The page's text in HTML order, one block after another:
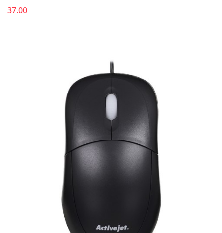
37.00